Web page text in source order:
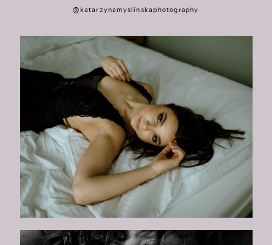
@katarzynamyslinskaphotography